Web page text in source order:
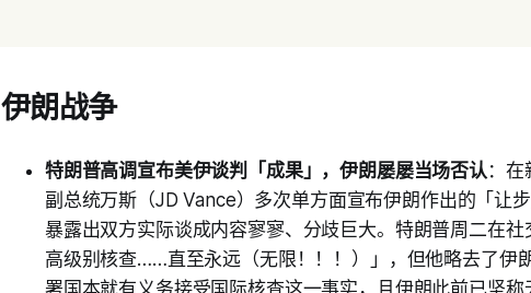
伊朗战争
特朗普高调宣布美伊谈判「成果」，伊朗屡屡当场否认 ：在
副总统万斯（JD Vance）多次单方面宣布伊朗作出的「让
暴露出双方实际谈成内容寥寥、分歧巨大。特朗普周二在
高级别核查……直至永远（无限！！！）」，但他略去了伊
署国本就有义务接受国际核查这一事实，且伊朗此前已坚